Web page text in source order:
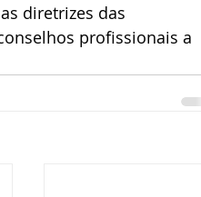
diretrizes das
profissionais a